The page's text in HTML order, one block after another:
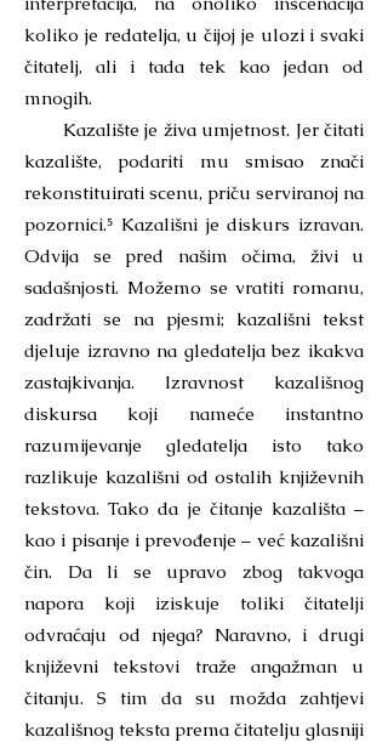
koliko je redatelja, u čijoj je ulozi i svaki
čitatelj, ali i tada tek kao jedan od
mnogih.
Kazalište je živa umjetnost. Jer čitati
kazalište, podariti mu smisao znači
rekonstituirati scenu, priču serviranoj na
pozornici.⁵ Kazališni je diskurs izravan.
Odvija se pred našim očima, živi u
sadašnjosti. Možemo se vratiti romanu,
zadržati se na pjesmi; kazališni tekst
djeluje izravno na gledatelja bez ikakva
zastajkivanja. Izravnost kazališnog
diskursa koji nameće instantno
razumijevanje gledatelja isto tako
razlikuje kazališni od ostalih književnih
tekstova. Tako da je čitanje kazališta –
kao i pisanje i prevođenje – već kazališni
čin. Da li se upravo zbog takvoga
napora koji iziskuje toliki čitatelji
odvraćaju od njega? Naravno, i drugi
književni tekstovi traže angažman u
čitanju. S tim da su možda zahtjevi
kazališnog teksta prema čitatelju glasniji